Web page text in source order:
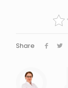
Share